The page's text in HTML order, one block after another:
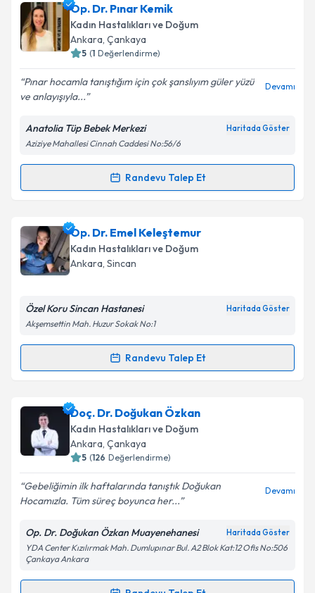
Op. Dr. Tuğçe Eriçin randevu takvimi talebi
oluşturun. Size bu uzmandan randevu almanız için bir
takvim hazırlandığında e-posta ile bilgilendireceğiz.
Kişisel verilerimin işlenmesine ilişkin
Aydınlatma
Metni'ni okudum ve kişisel verilerimin belirtilen
kapsamda işlenmesini kabul ediyorum.
Op. Dr. Pınar Kemik
Kadın Hastalıkları ve Doğum
Ankara, Çankaya
5 (1 Değerlendirme)
Pınar hocamla tanıştığım için çok şanslıyım güler yüzü
ve anlayışıyla...
Devamı
Anatolia Tüp Bebek Merkezi Haritada Göster
Aziziye Mahallesi Cinnah Caddesi No:56/6
Randevu Talep Et
Randevu Takvimi Talebi
Op. Dr. Pınar Kemikiçin randevu takvimi talebi
oluşturun. Size bu uzmandan randevu almanız için bir
takvim hazırlandığında e-posta ile bilgilendireceğiz.
Kişisel verilerimin işlenmesine ilişkin
Metni'ni okudum ve kişisel verilerimin belirtilen
Takvim Talebini Gönder
Op. Dr. Emel Keleştemur
Kadın Hastalıkları ve Doğum
Ankara, Sincan
Özel Koru Sincan Hastanesi Haritada Göster
Akşemsettin Mah. Huzur Sokak No:1
Randevu Talep Et
Randevu Takvimi Talebi
Op. Dr. Emel Keleştemuriçin randevu takvimi talebi
oluşturun. Size bu uzmandan randevu almanız için bir
takvim hazırlandığında e-posta ile bilgilendireceğiz.
Kişisel verilerimin işlenmesine ilişkin
Aydınlatma
Metni'ni okudum ve kişisel verilerimin belirtilen
kapsamda işlenmesini kabul ediyorum.
Doç. Dr. Doğukan Özkan
Kadın Hastalıkları ve Doğum
Ankara, Çankaya
5 (126 Değerlendirme)
Gebeliğimin ilk haftalarında tanıştık Doğukan
Hocamızla. Tüm süreç boyunca her...
Devamı
Op. Dr. Doğukan Özkan Muayenehanesi Haritada Göster
YDA Center Kızılırmak Mah. Dumlupınar Bul. A2 Blok Kat:12 Ofis No:506
Çankaya Ankara